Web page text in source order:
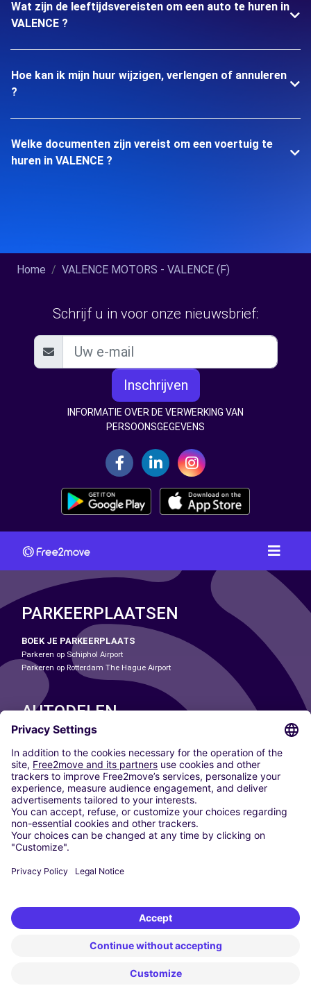
Wat zijn de leeftijdsvereisten om een auto te huren in
VALENCE ?
Hoe kan ik mijn huur wijzigen, verlengen of annuleren
?
Welke documenten zijn vereist om een voertuig te
huren in VALENCE ?
Home VALENCE MOTORS - VALENCE (F)
Schrijf u in voor onze nieuwsbrief:
Inschrijven
INFORMATIE OVER DE VERWERKING VAN
PERSOONSGEGEVENS
PARKEERPLAATSEN
BOEK JE PARKEERPLAATS
Parkeren op Schiphol Airport
Parkeren op Rotterdam The Hague Airport
AUTODELEN
ONZE STEDEN
Paris
Madrid
Washington DC
Milaan
Rome
Turijn
Wenen
Berlijn
Düsseldorf